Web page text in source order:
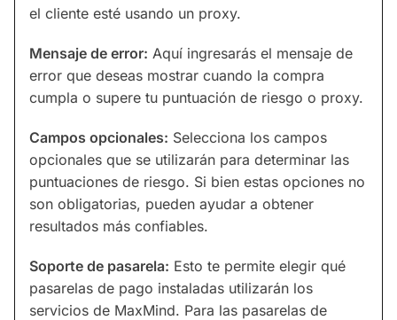
el cliente esté usando un proxy.
Mensaje de error: Aquí ingresarás el mensaje de
error que deseas mostrar cuando la compra
cumpla o supere tu puntuación de riesgo o proxy.
Campos opcionales: Selecciona los campos
opcionales que se utilizarán para determinar las
puntuaciones de riesgo. Si bien estas opciones no
son obligatorias, pueden ayudar a obtener
resultados más confiables.
Soporte de pasarela: Esto te permite elegir qué
pasarelas de pago instaladas utilizarán los
servicios de MaxMind. Para las pasarelas de